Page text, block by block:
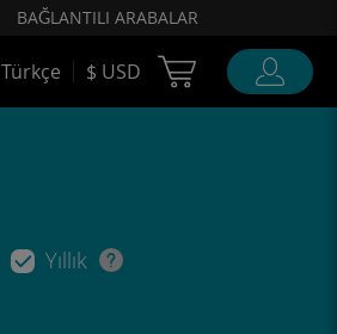
BAĞLANTILI ARABALAR
Türkçe $ USD Cart Ubigi
Yıllık